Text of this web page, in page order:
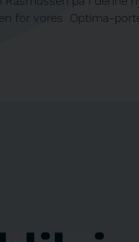
for vores Optima-